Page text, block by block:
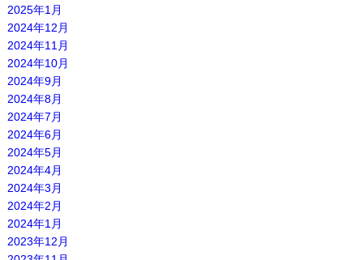
2025年1月
2024年12月
2024年11月
2024年10月
2024年9月
2024年8月
2024年7月
2024年6月
2024年5月
2024年4月
2024年3月
2024年2月
2024年1月
2023年12月